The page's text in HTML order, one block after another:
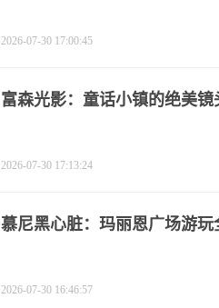
2026-07-30 17:00:45
富森光影：童话小镇的绝美镜
2026-07-30 17:13:24
慕尼黑心脏：玛丽恩广场游玩
2026-07-30 16:46:57